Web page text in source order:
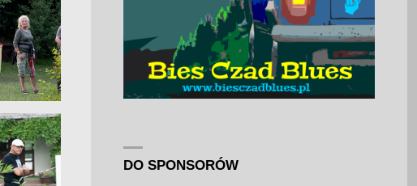
DO SPONSORÓW